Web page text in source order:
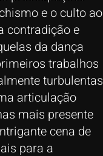
e o culto ao
contradição e
da dança
trabalhos
turbulentas
articulação
mais presente
cena de
para a